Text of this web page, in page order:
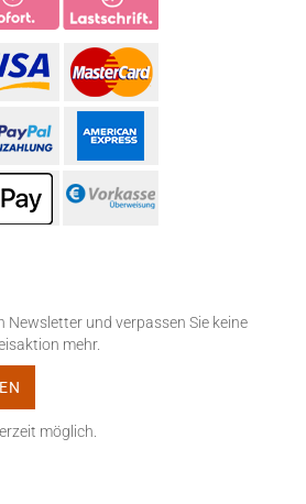
Newsletter und verpassen Sie keine
mehr.
möglich.